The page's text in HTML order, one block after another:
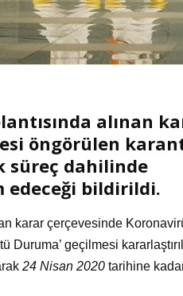
alınan
öngörülen
süreç dahilinde
edeceği bildirildi.
karar çerçevesinde
geçilmesi
24 Nisan 2020 tarihine